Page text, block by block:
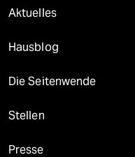
Aktuelles
Hausblog
Die Seitenwende
Stellen
Presse